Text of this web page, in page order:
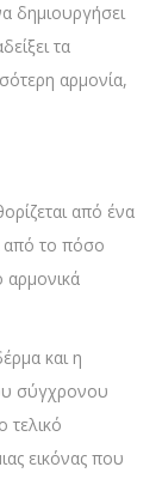
δημιουργήσει
τα
αρμονία,
από ένα
από το πόσο
και η
σύγχρονου
τελικό
εικόνας που